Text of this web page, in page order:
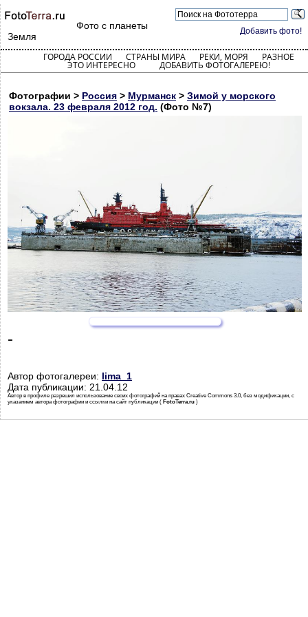
Добавить фото!
Фото с планеты
Земля
ГОРОДА РОССИИ СТРАНЫ МИРА РЕКИ, МОРЯ РАЗНОЕ
ЭТО ИНТЕРЕСНО ДОБАВИТЬ ФОТОГАЛЕРЕЮ!
Фотографии > Россия > Мурманск > Зимой у морского
вокзала. 23 февраля 2012 год. (Фото №7)
-
Автор фотогалереи: lima_1
Дата публикации: 21.04.12
Автор в профиле разрешил использование своих фотографий на правах Creative Commons 3.0, без модификации, с
указанием автора фотографии и ссылки на сайт публикации ( FotoTerra.ru )